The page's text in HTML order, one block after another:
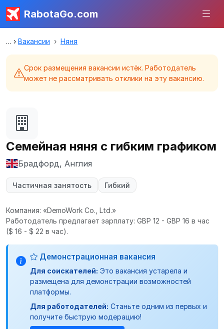
RabotaGo.com
Вакансии Няня
Срок размещения вакансии истёк. Работодатель
может не рассматривать отклики на эту вакансию.
Семейная няня с гибким графиком
Брадфорд, Англия
Частичная занятость Гибкий
Компания: «DemoWork Co., Ltd.»
Работодатель предлагает зарплату: GBP 12 - GBP 16 в час
($ 16 - $ 22 в час).
Демонстрационная вакансия
Для соискателей: Это вакансия устарела и
размещена для демонстрации возможностей
платформы.
Для работодателей: Станьте одним из первых и
получите быструю модерацию!